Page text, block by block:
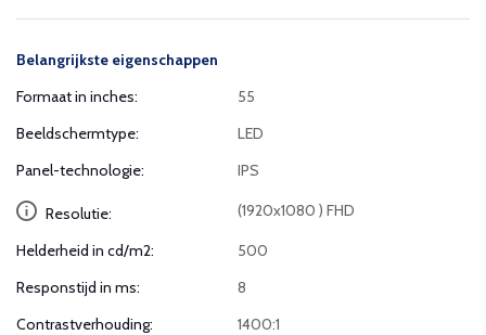
Belangrijkste eigenschappen
Formaat in inches:
55
Beeldschermtype:
LED
Panel-technologie:
IPS
Resolutie: (1920x1080 ) FHD
Helderheid in cd/m2:
500
Responstijd in ms:
8
Contrastverhouding:
1400:1